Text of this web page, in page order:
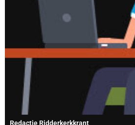
Redactie Ridderkerkkrant